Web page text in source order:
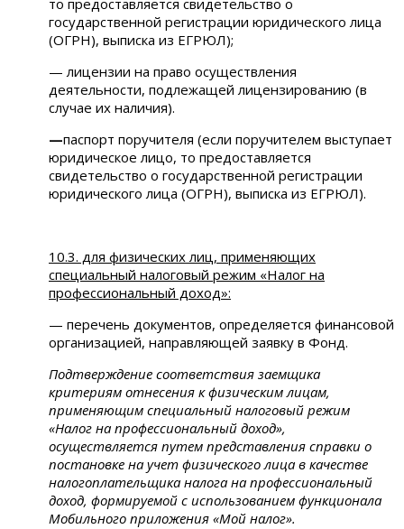
то предоставляется свидетельство о
государственной регистрации юридического лица
(ОГРН), выписка из ЕГРЮЛ);
— лицензии на право осуществления
деятельности, подлежащей лицензированию (в
случае их наличия).
—паспорт поручителя (если поручителем выступает
юридическое лицо, то предоставляется
свидетельство о государственной регистрации
юридического лица (ОГРН), выписка из ЕГРЮЛ).
10.3. для физических лиц, применяющих
специальный налоговый режим «Налог на
профессиональный доход»:
— перечень документов, определяется финансовой
организацией, направляющей заявку в Фонд.
Подтверждение соответствия заемщика
критериям отнесения к физическим лицам,
применяющим специальный налоговый режим
«Налог на профессиональный доход»,
осуществляется путем представления справки о
постановке на учет физического лица в качестве
налогоплательщика налога на профессиональный
доход, формируемой с использованием функционала
Мобильного приложения «Мой налог».